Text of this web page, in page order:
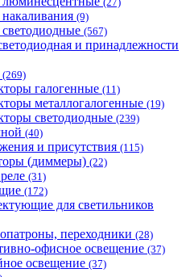
(9)
(567)
и принадлежности
(269)
галогенные (11)
металлогалогенные (19)
светодиодные (239)
(40)
и присутствия (115)
(диммеры) (22)
(31)
(172)
для светильников
переходники (28)
офисное освещение (37)
освещение (37)